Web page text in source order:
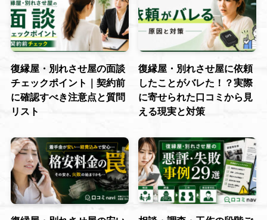
復縁屋・別れさせ屋の面談
チェックポイント｜契約前
に確認すべき注意点と質問
リスト
復縁屋・別れさせ屋に依頼
したことがバレた！？実際
に寄せられた口コミから見
える現実と対策